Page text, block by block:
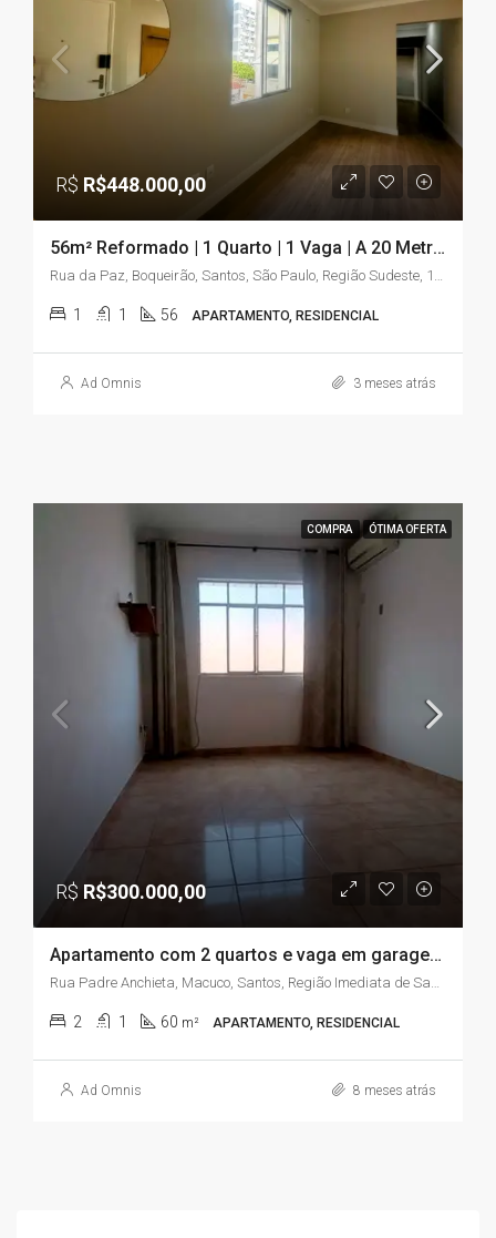
R$ R$448.000,00
56m² Reformado | 1 Quarto | 1 Vaga | A 20 Metros da Praia
Rua da Paz, Boqueirão, Santos, São Paulo, Região Sudeste, 11045-500, Brasil
1 1 56 APARTAMENTO, RESIDENCIAL
Ad Omnis 3 meses atrás
COMPRA ÓTIMA OFERTA
R$ R$300.000,00
Apartamento com 2 quartos e vaga em garagem, bairro Macuco, em Santos/SP
2 1 60 m² APARTAMENTO, RESIDENCIAL
Ad Omnis 8 meses atrás